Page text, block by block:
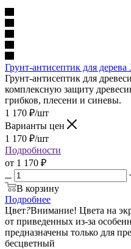
Грунт-антисептик для
Грунт-антисептик для
комплексную защиту
грибков, плесени и синевы.
1 170 ₽/шт
Варианты цен
1 170 ₽/шт
Подробности
от 1 170 ₽
В корзину
Подробнее
Цвет?Внимание! Цвета на
от приведенных из-за
предназначены только для
бесцветный